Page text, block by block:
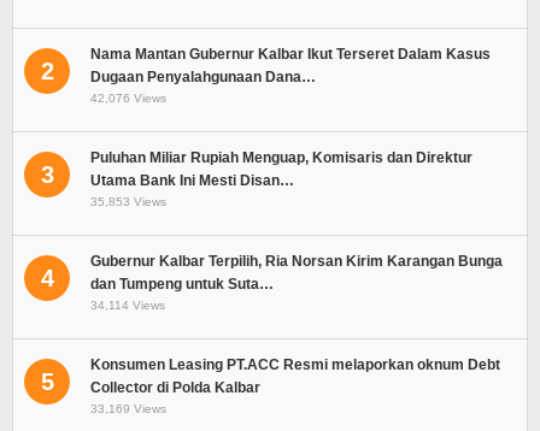
2
Nama Mantan Gubernur Kalbar Ikut Terseret Dalam Kasus
Dugaan Penyalahgunaan Dana…
42,076 Views
3
Puluhan Miliar Rupiah Menguap, Komisaris dan Direktur
Utama Bank Ini Mesti Disan…
35,853 Views
4
Gubernur Kalbar Terpilih, Ria Norsan Kirim Karangan Bunga
dan Tumpeng untuk Suta…
34,114 Views
5
Konsumen Leasing PT.ACC Resmi melaporkan oknum Debt
Collector di Polda Kalbar
33,169 Views